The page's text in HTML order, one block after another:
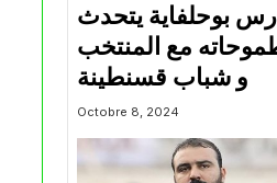
بوحلفاية يتحدث
مع المنتخب
و شباب قسنطينة
Octobre 8, 2024